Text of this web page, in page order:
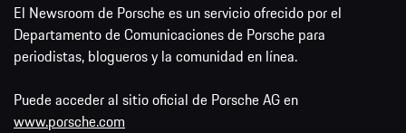
El Newsroom de Porsche es un servicio ofrecido por el
Departamento de Comunicaciones de Porsche para
periodistas, blogueros y la comunidad en línea.
Puede acceder al sitio oficial de Porsche AG en
www.porsche.com